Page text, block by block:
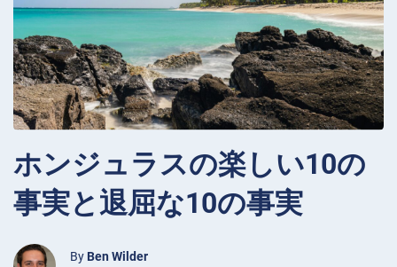
ホンジュラスの楽しい10の
事実と退屈な10の事実
By Ben Wilder